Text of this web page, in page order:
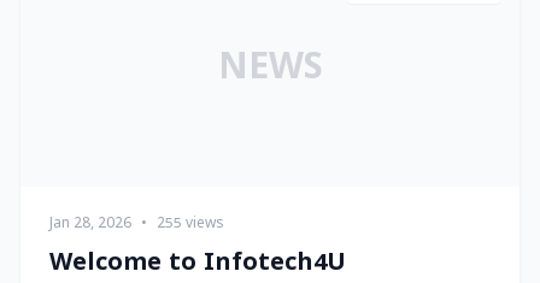
NEWS
Jan 28, 2026 • 255 views
Welcome to Infotech4U